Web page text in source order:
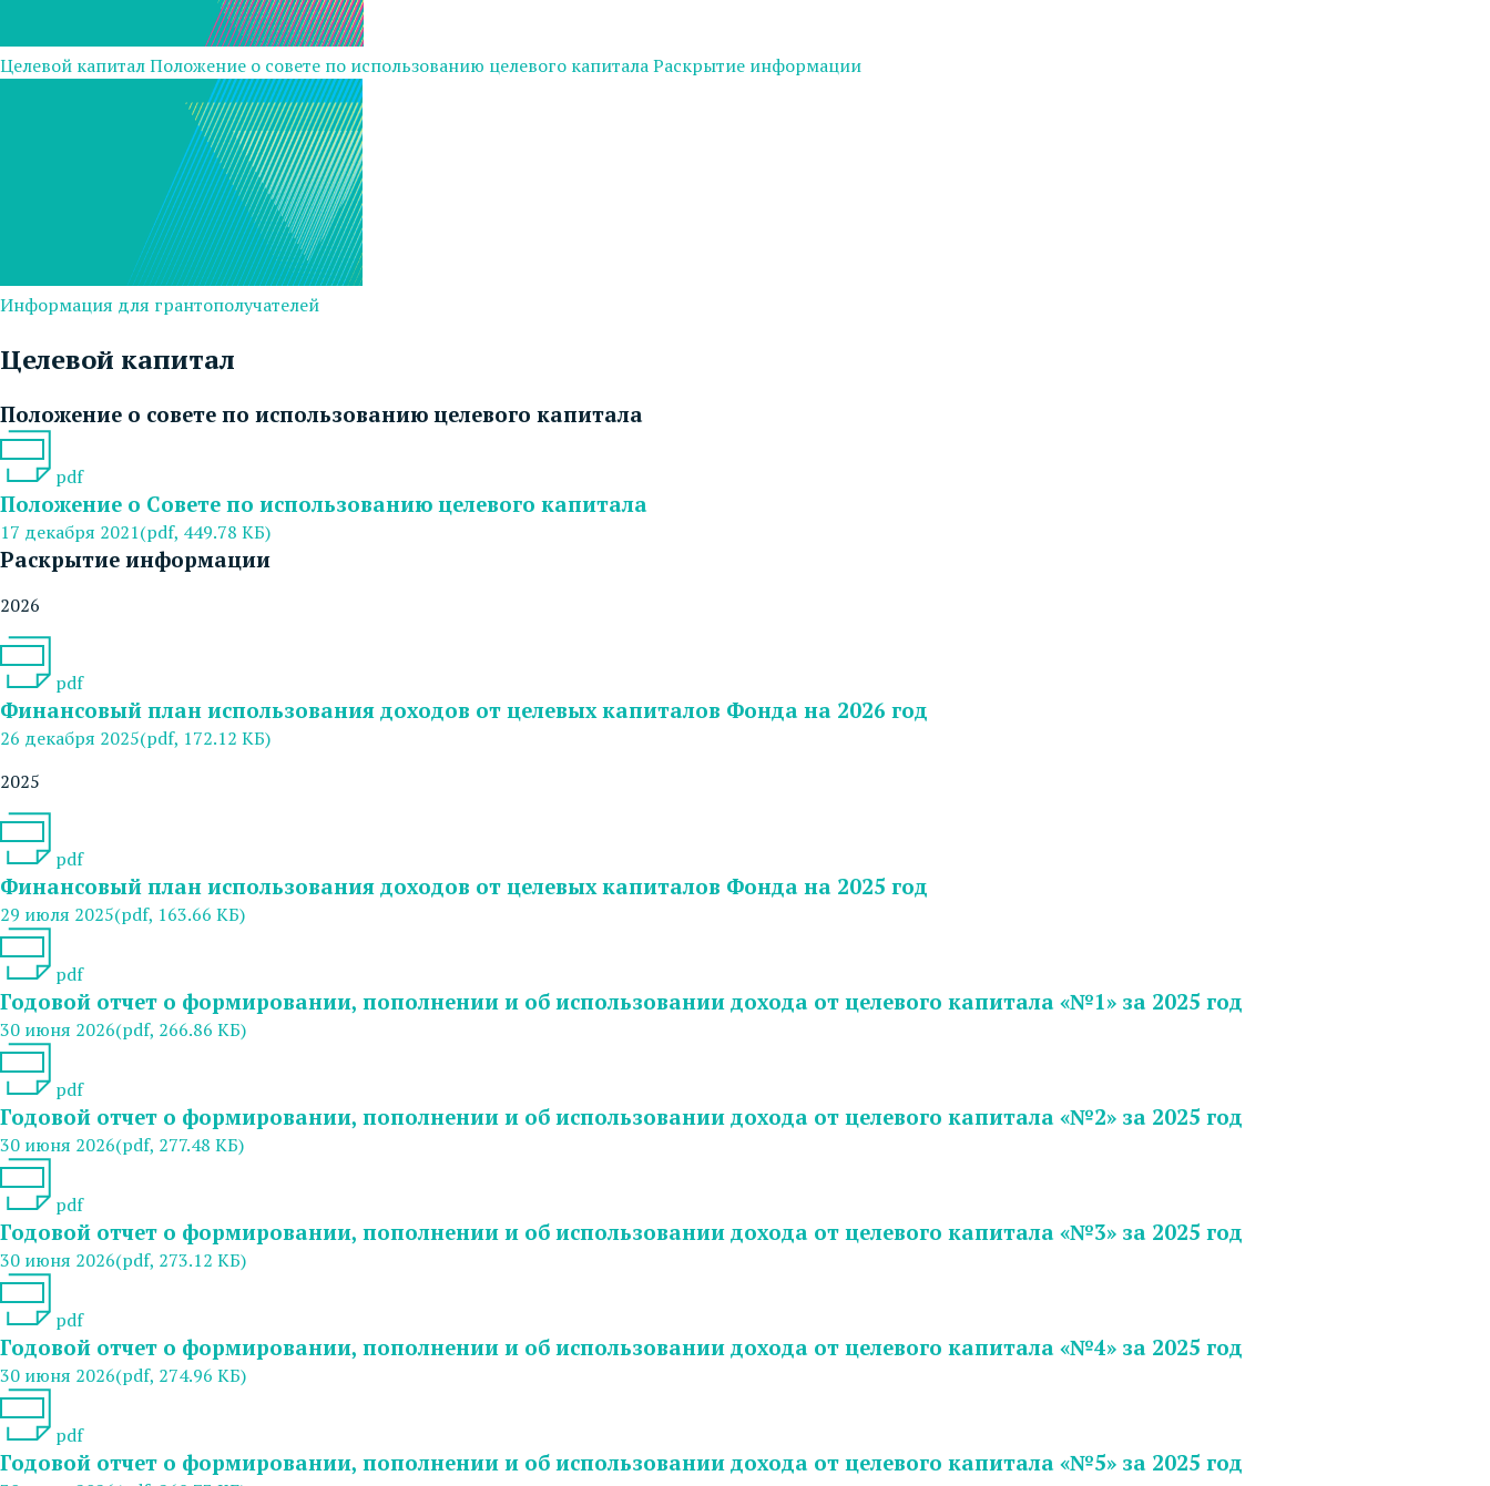
Целевой капиталПоложение о совете по использованию целевого капиталаРаскрытие информации
Информация для грантополучателей
Целевой капитал
Положение о совете по использованию целевого капитала
pdf
Положение о Совете по использованию целевого капитала
17 декабря 2021(pdf, 449.78 КБ)
Раскрытие информации
2026
pdf
Финансовый план использования доходов от целевых капиталов Фонда на 2026 год
26 декабря 2025(pdf, 172.12 КБ)
2025
pdf
Финансовый план использования доходов от целевых капиталов Фонда на 2025 год
29 июля 2025(pdf, 163.66 КБ)
pdf
Годовой отчет о формировании, пополнении и об использовании дохода от целевого капитала «№1» за 2025 год
30 июня 2026(pdf, 266.86 КБ)
pdf
Годовой отчет о формировании, пополнении и об использовании дохода от целевого капитала «№2» за 2025 год
30 июня 2026(pdf, 277.48 КБ)
pdf
Годовой отчет о формировании, пополнении и об использовании дохода от целевого капитала «№3» за 2025 год
30 июня 2026(pdf, 273.12 КБ)
pdf
Годовой отчет о формировании, пополнении и об использовании дохода от целевого капитала «№4» за 2025 год
30 июня 2026(pdf, 274.96 КБ)
pdf
Годовой отчет о формировании, пополнении и об использовании дохода от целевого капитала «№5» за 2025 год